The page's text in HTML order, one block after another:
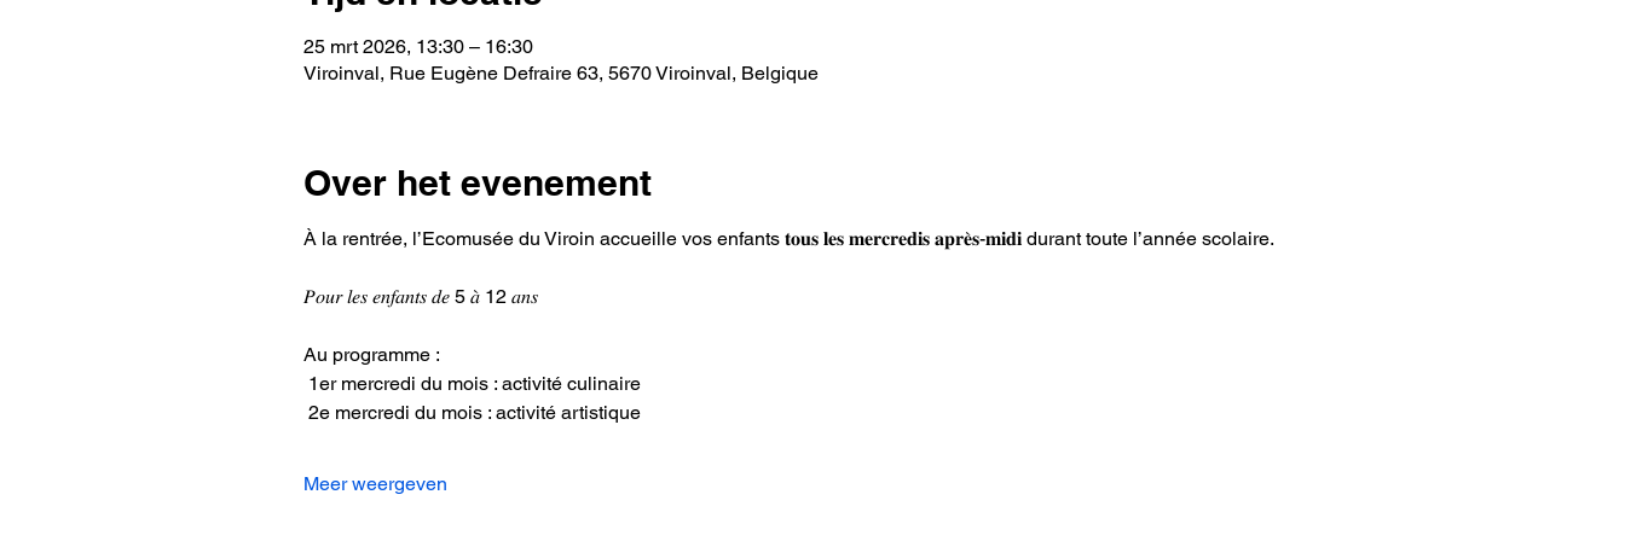
25 mrt 2026, 13:30 – 16:30
Viroinval, Rue Eugène Defraire 63, 5670 Viroinval, Belgique
Over het evenement
À la rentrée, l’Ecomusée du Viroin accueille vos enfants 𝐭𝐨𝐮𝐬 𝐥𝐞𝐬 𝐦𝐞𝐫𝐜𝐫𝐞𝐝𝐢𝐬 𝐚𝐩𝐫𝐞̀𝐬-𝐦𝐢𝐝𝐢 durant toute l’année scolaire.
𝑃𝑜𝑢𝑟 𝑙𝑒𝑠 𝑒𝑛𝑓𝑎𝑛𝑡𝑠 𝑑𝑒 5 𝑎̀ 12 𝑎𝑛𝑠
Au programme :
1er mercredi du mois : activité culinaire
2e mercredi du mois : activité artistique
Meer weergeven